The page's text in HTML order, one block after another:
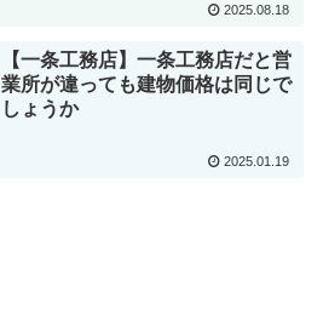
2025.08.18
【一条工務店】一条工務店だと営
業所が違っても建物価格は同じで
しょうか
2025.01.19